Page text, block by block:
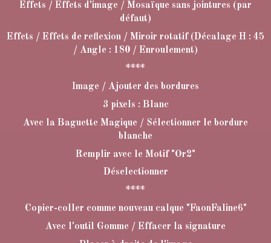
Effets / Effets d'image / Mosaïque sans jointures (par
défaut)
Effets / Effets de reflexion / Miroir rotatif (Décalage H : 45
/ Angle : 180 / Enroulement)
****
Image / Ajouter des bordures
3 pixels : Blanc
Avec la Baguette Magique / Sélectionner le bordure
blanche
Remplir avec le Motif "Or2"
Déselectionner
****
Copier-coller comme nouveau calque "FaonFaline6"
Avec l'outil Gomme / Effacer la signature